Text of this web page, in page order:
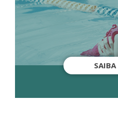
SAIBA